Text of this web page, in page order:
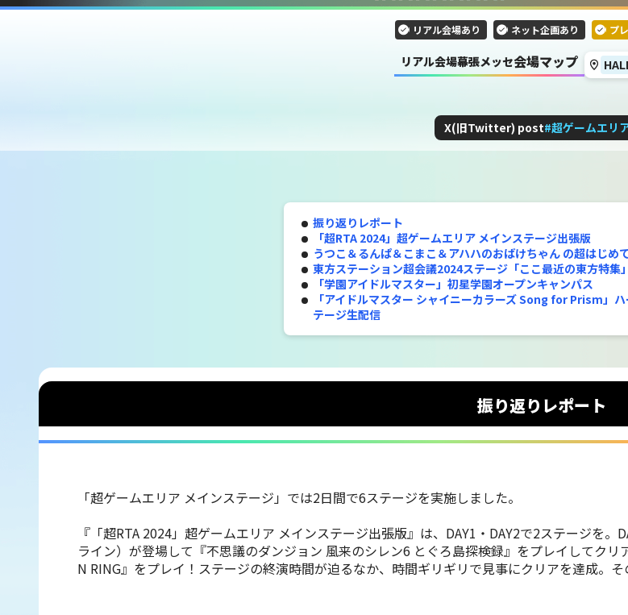
リアル会場あり ネット企画あり プ
リアル会場幕張メッセ会場マップ
X(旧Twitter) post#超ゲームエリ
振り返りレポート
「超RTA 2024」超ゲームエリア メインステージ出張版
うつこ＆るんぱ＆こまこ＆アハハのおばけちゃん の超はじめ
東方ステーション超会議2024ステージ「ここ最近の東方特集」
「学園アイドルマスター」初星学園オープンキャンパス
「アイドルマスター シャイニーカラーズ Song for Prism」
テージ生配信
振り返りレポート
「超ゲームエリア メインステージ」では2日間で6ステージを実施しました。
『「超RTA 2024」超ゲームエリア メインステージ出張版』は、DAY1・DAY2で2ステージを
ライン）が登場して『不思議のダンジョン 風来のシレン6 とぐろ島探検録』をプレイしてク
N RING』をプレイ！ステージの終演時間が迫るなか、時間ギリギリで見事にクリアを達成。